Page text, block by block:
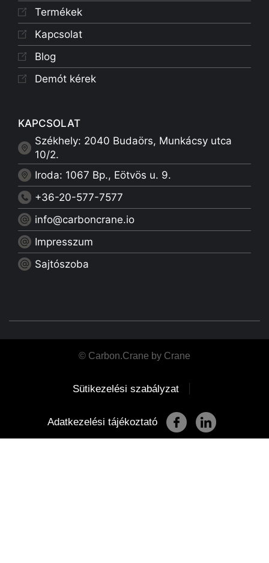
Termékek
Kapcsolat
Blog
Demót kérek
KAPCSOLAT
Székhely: 2040 Budaörs, Munkácsy utca
10/2.
Iroda: 1067 Bp., Eötvös u. 9.
+36-20-577-7577
info@carboncrane.io
Impresszum
Sajtószoba
© Carbon.Crane by Crane
Sütikezelési szabályzat
Adatkezelési tájékoztató